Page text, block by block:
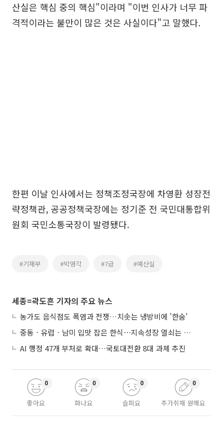
산실은 핵심 중의 핵심"이라며 "이번 인사가 너무 파
격적이라는 불만이 많은 것은 사실이다"고 말했다.
한편 이날 인사에서는 정책조정국장에 차영환 성장전
략정책관, 공공정책국장에는 정기준 전 국민대통합위
원회 국민소통국장이 발령됐다.
#기재부 #박영각 #7급 #예산실
세종=곽도흔 기자의 주요 뉴스
농가도 음식점도 폭염과 전쟁…치솟는 냉방비에 '한숨'
중동ㆍ유럽ㆍ남미 입맛 잡은 한식⋯지속성장 열쇠는 ‘현지화’
AI 행정 47개 부처로 확대…국토대전환 8대 과제 추진
좋아요
0
화나요
0
슬퍼요
0
추가취재 원해요
0